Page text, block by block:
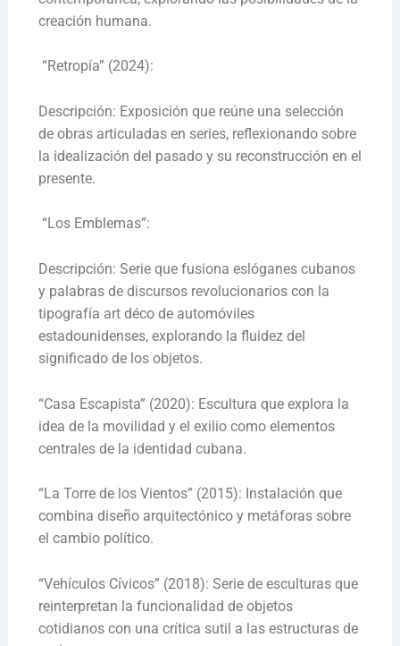
creación humana.
“Retropía” (2024):
Descripción: Exposición que reúne una selección
de obras articuladas en series, reflexionando sobre
la idealización del pasado y su reconstrucción en el
presente.
“Los Emblemas”:
Descripción: Serie que fusiona eslóganes cubanos
y palabras de discursos revolucionarios con la
tipografía art déco de automóviles
estadounidenses, explorando la fluidez del
significado de los objetos.
“Casa Escapista” (2020): Escultura que explora la
idea de la movilidad y el exilio como elementos
centrales de la identidad cubana.
“La Torre de los Vientos” (2015): Instalación que
combina diseño arquitectónico y metáforas sobre
el cambio político.
“Vehículos Cívicos” (2018): Serie de esculturas que
reinterpretan la funcionalidad de objetos
cotidianos con una crítica sutil a las estructuras de